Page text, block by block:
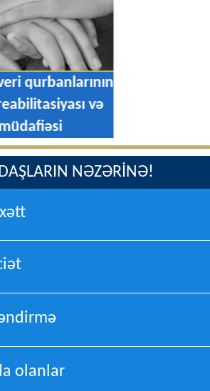
alveri qurbanlarının
edilməsi
NƏZƏRİNƏ!
olanlar